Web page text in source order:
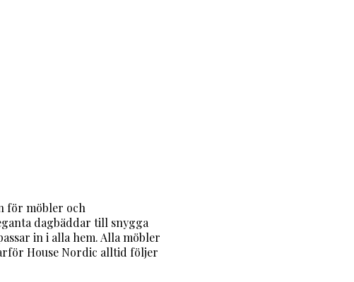
för möbler och
dagbäddar till snygga
in i alla hem. Alla möbler
House Nordic alltid följer